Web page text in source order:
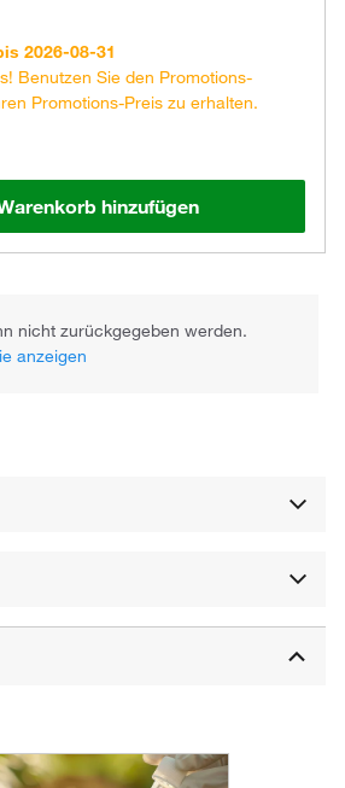
2026-08-31
Benutzen Sie den Promotions-
Promotions-Preis zu erhalten.
hinzufügen
nicht zurückgegeben werden.
anzeigen